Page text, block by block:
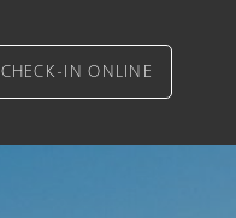
CHECK-IN ONLINE